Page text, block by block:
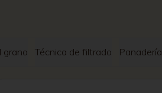
grano Técnica de filtrado Panadería